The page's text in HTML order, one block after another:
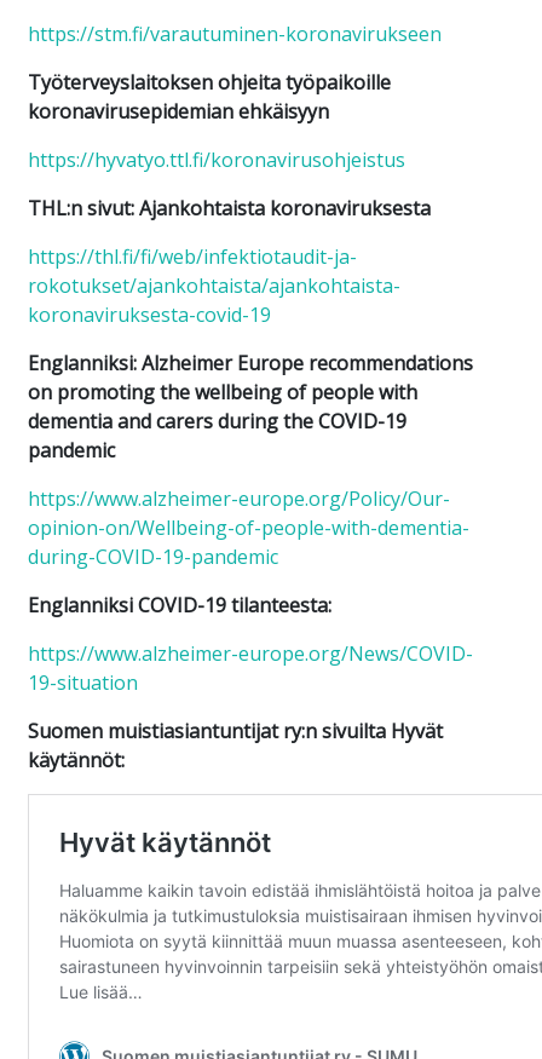
https://stm.fi/varautuminen-koronavirukseen
Työterveyslaitoksen ohjeita työpaikoille
koronavirusepidemian ehkäisyyn
https://hyvatyo.ttl.fi/koronavirusohjeistus
THL:n sivut: Ajankohtaista koronaviruksesta
https://thl.fi/fi/web/infektiotaudit-ja-
rokotukset/ajankohtaista/ajankohtaista-
koronaviruksesta-covid-19
Englanniksi: Alzheimer Europe recommendations
on promoting the wellbeing of people with
dementia and carers during the COVID-19
pandemic
https://www.alzheimer-europe.org/Policy/Our-
opinion-on/Wellbeing-of-people-with-dementia-
during-COVID-19-pandemic
Englanniksi COVID-19 tilanteesta:
https://www.alzheimer-europe.org/News/COVID-
19-situation
Suomen muistiasiantuntijat ry:n sivuilta Hyvät
käytännöt: